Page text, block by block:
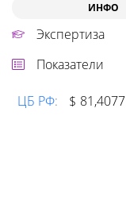
ИНФО
Экспертиза
Показатели
ЦБ РФ: $ 81,4077